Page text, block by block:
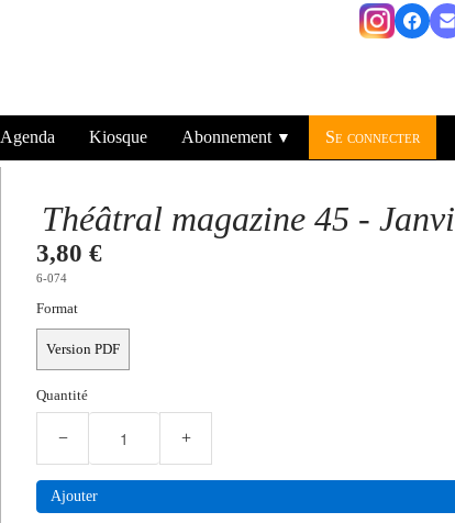
Agenda Kiosque Abonnement ▼ Se connecter
Théâtral magazine 45 -
3,80 €
6-074
Format
Version PDF
Quantité
− +
Ajouter